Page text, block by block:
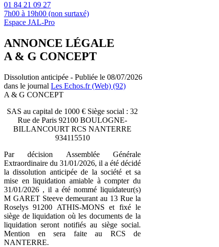
01 84 21 09 27
7h00 à 19h00 (non surtaxé)
Espace JAL-Pro
ANNONCE LÉGALE
A & G CONCEPT
Dissolution anticipée - Publiée le 08/07/2026
dans le journal Les Echos.fr (Web) (92)
A & G CONCEPT
SAS au capital de 1000 € Siège social : 32
Rue de Paris 92100 BOULOGNE-
BILLANCOURT RCS NANTERRE
934115510
Par décision Assemblée Générale
Extraordinaire du 31/01/2026, il a été décidé
la dissolution anticipée de la société et sa
mise en liquidation amiable à compter du
31/01/2026 , il a été nommé liquidateur(s)
M GARET Steeve demeurant au 13 Rue la
Roselys 91200 ATHIS-MONS et fixé le
siège de liquidation où les documents de la
liquidation seront notifiés au siège social.
Mention en sera faite au RCS de
NANTERRE.